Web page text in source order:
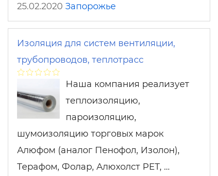
25.02.2020 Запорожье
Изоляция для систем вентиляции,
трубопроводов, теплотрасс
Наша компания реализует
теплоизоляцию,
пароизоляцию,
шумоизоляцию торговых марок
Алюфом (аналог Пенофол, Изолон),
Терафом, Фолар, Алюхолст РЕТ, …